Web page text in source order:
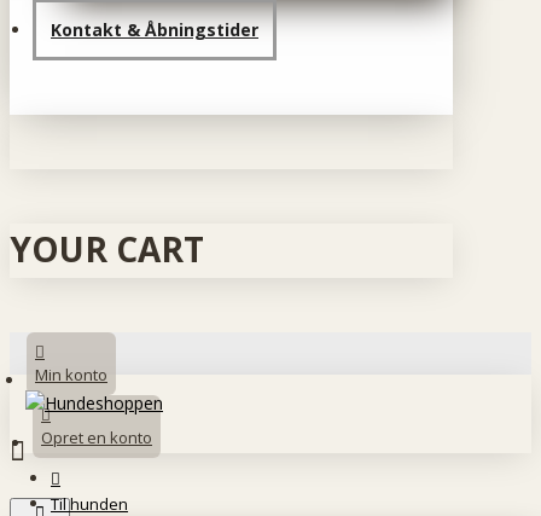
Kontakt & Åbningstider
YOUR CART
Min konto
Opret en konto
Til hunden